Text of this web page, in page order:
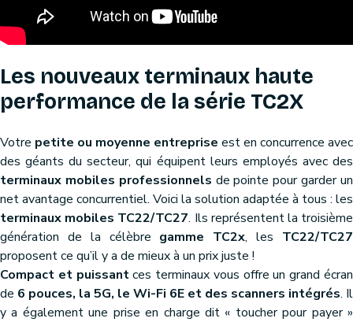
Les nouveaux terminaux haute
performance de la série TC2X
Votre petite ou moyenne entreprise est en concurrence avec
des géants du secteur, qui équipent leurs employés avec des
terminaux mobiles professionnels de pointe pour garder un
net avantage concurrentiel. Voici la solution adaptée à tous : les
terminaux mobiles TC22/TC27. Ils représentent la troisième
génération de la célèbre gamme TC2x, les TC22/TC27
proposent ce qu’il y a de mieux à un prix juste !
Compact et puissantces terminaux vous offre un grand écran
de 6 pouces, la 5G, le Wi-Fi 6E et des scanners intégrés. Il
y a également une prise en charge dit « toucher pour payer »